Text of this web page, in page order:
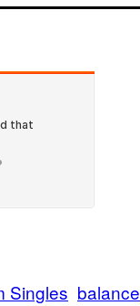
Singles balance